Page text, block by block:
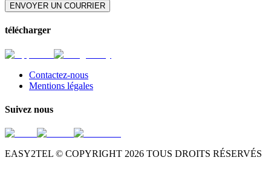
ENVOYER UN COURRIER
télécharger
Contactez-nous
Mentions légales
Suivez nous
EASY2TEL © COPYRIGHT 2026 TOUS DROITS RÉSERVÉS